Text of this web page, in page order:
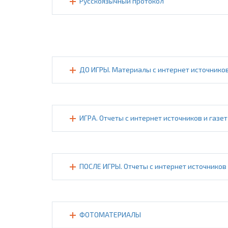
ДО ИГРЫ. Материалы с интернет
ИГРА. Отчеты с интернет источников и газет
ПОСЛЕ ИГРЫ. Отчеты с интернет источников
ФОТОМАТЕРИАЛЫ